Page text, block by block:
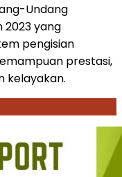
Undang
2023 yang
pengisian
prestasi,
kelayakan.